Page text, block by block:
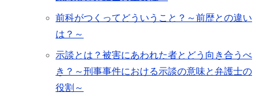
前科がつくってどういうこと？～前歴との違い
は？～
示談とは？被害にあわれた者とどう向き合うべ
き？～刑事事件における示談の意味と弁護士の
役割～